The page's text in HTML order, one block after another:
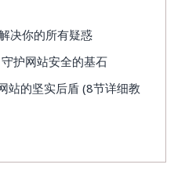
决你的所有疑惑
护网站安全的基石
站的坚实后盾 (8节详细教